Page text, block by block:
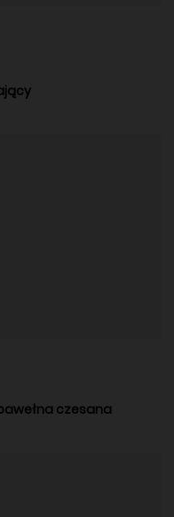
czesana